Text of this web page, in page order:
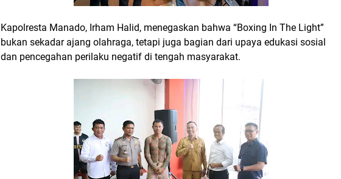
Kapolresta Manado, Irham Halid, menegaskan bahwa “Boxing In The Light”
bukan sekadar ajang olahraga, tetapi juga bagian dari upaya edukasi sosial
dan pencegahan perilaku negatif di tengah masyarakat.